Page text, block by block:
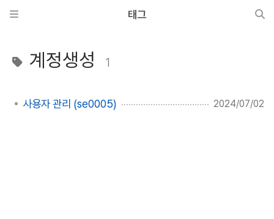
태그
계정생성 1
사용자 관리 (se0005) 2024/07/02